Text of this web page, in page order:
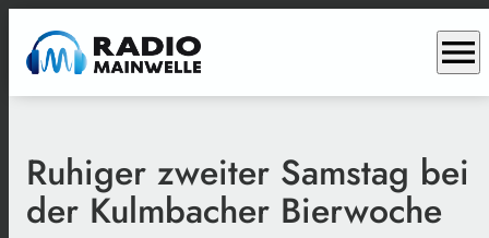
menu
Ruhiger zweiter Samstag bei
der Kulmbacher Bierwoche